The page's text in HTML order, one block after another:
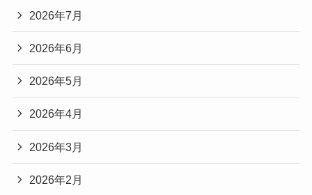
2026年7月
2026年6月
2026年5月
2026年4月
2026年3月
2026年2月